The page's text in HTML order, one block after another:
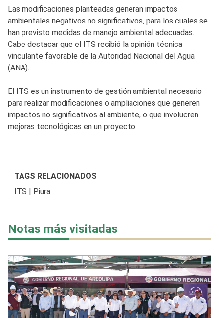
Las modificaciones planteadas generan impactos
ambientales negativos no significativos, para los cuales se
han previsto medidas de manejo ambiental adecuadas.
Cabe destacar que el ITS recibió la opinión técnica
vinculante favorable de la Autoridad Nacional del Agua
(ANA).
El ITS es un instrumento de gestión ambiental necesario
para realizar modificaciones o ampliaciones que generen
impactos no significativos al ambiente, o que involucren
mejoras tecnológicas en un proyecto.
TAGS RELACIONADOS
ITS
Piura
Notas más visitadas